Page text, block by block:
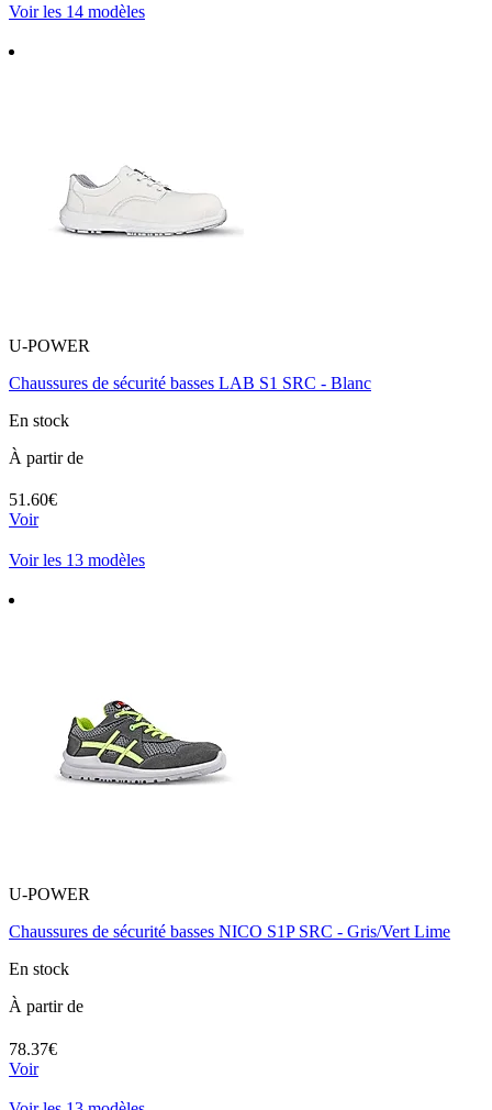
Voir les 14 modèles
U-POWER
Chaussures de sécurité basses LAB S1 SRC - Blanc
En stock
À partir de
51.60€
Voir
Voir les 13 modèles
U-POWER
Chaussures de sécurité basses NICO S1P SRC - Gris/Vert Lime
En stock
À partir de
78.37€
Voir